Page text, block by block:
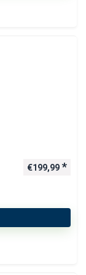
€199,99